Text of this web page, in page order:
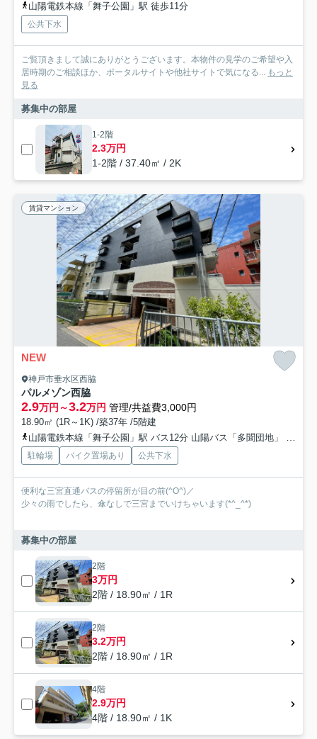
山陽電鉄本線「舞子公園」駅 徒歩11分
公共下水
ご覧頂きまして誠にありがとうございます。本物件の見学のご希望や入
居時期のご相談ほか、ポータルサイトや他社サイトで気になる... もっと
見る
募集中の部屋
1-2階
2.3万円
1-2階 / 37.40㎡ / 2K
賃貸マンション
NEW
神戸市垂水区西脇
パルメゾン西脇
2.9万円～3.2万円 管理/共益費3,000円
18.90㎡ (1R～1K) /築37年 /5階建
山陽電鉄本線「舞子公園」駅 バス12分 山陽バス「多聞団地」 停歩1分
駐輪場 バイク置場あり 公共下水
便利な三宮直通バスの停留所が目の前(^O^)／
少々の雨でしたら、傘なしで三宮までいけちゃいます(*^_^*)
募集中の部屋
2階
3万円
2階 / 18.90㎡ / 1R
2階
3.2万円
2階 / 18.90㎡ / 1R
4階
2.9万円
4階 / 18.90㎡ / 1K